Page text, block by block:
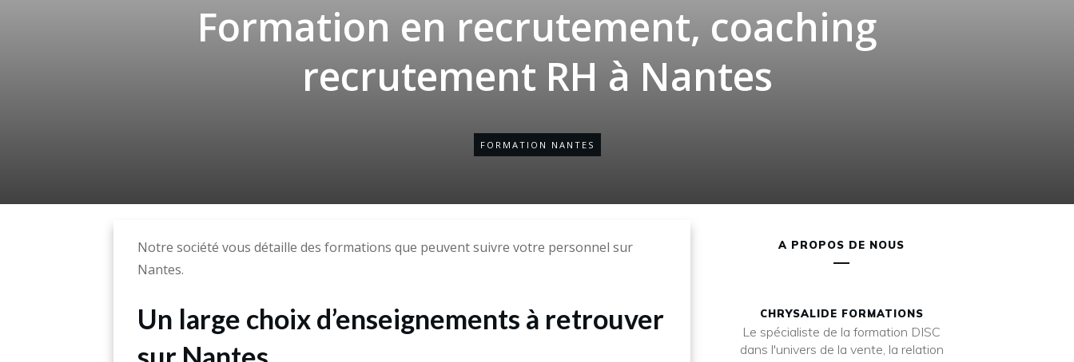
Formation en recrutement, coaching
recrutement RH à Nantes
FORMATION NANTES
Notre société vous détaille des formations que peuvent suivre votre personnel sur
Nantes.
Un large choix d’enseignements à retrouver
A PROPOS DE NOUS
CHRYSALIDE FORMATIONS
Le spécialiste de la formation DISC
dans l'univers de la vente, la relation